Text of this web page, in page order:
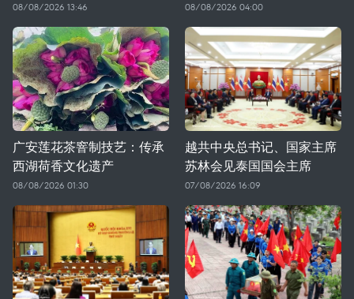
08/08/2026 13:46 08/08/2026 04:00
广安莲花茶窨制技艺：传承
西湖荷香文化遗产
08/08/2026 01:30
越共中央总书记、国家主席
苏林会见泰国国会主席
07/08/2026 16:09